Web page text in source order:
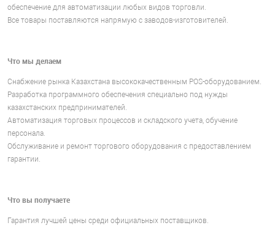
обеспечение для автоматизации любых видов торговли.
Все товары поставляются напрямую с заводов-изготовителей.
Что мы делаем
Снабжение рынка Казахстана высококачественным POS-оборудованием.
Разработка программного обеспечения специально под нужды
казахстанских предпринимателей.
Автоматизация торговых процессов и складского учета, обучение
персонала.
Обслуживание и ремонт торгового оборудования с предоставлением
гарантии.
Что вы получаете
Гарантия лучшей цены среди официальных поставщиков.